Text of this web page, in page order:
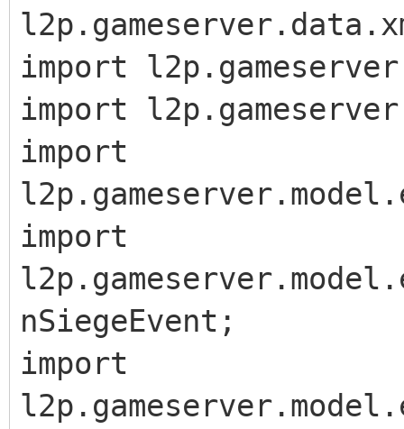
import
import
import
import
nSiegeEvent;
import